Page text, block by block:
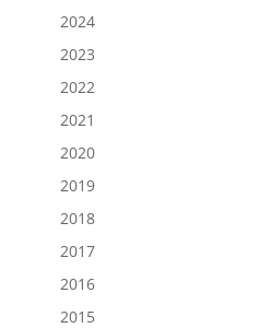
2024
2023
2022
2021
2020
2019
2018
2017
2016
2015